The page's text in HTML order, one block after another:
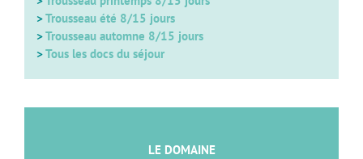
>Trousseau été 8/15 jours
>Trousseau automne 8/15 jours
>Tous les docs du séjour
LE DOMAINE